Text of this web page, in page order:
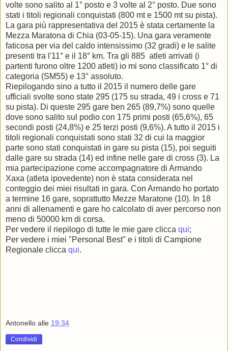
volte sono salito al 1° posto e 3 volte al 2° posto. Due sono
stati i titoli regionali conquistati (800 mt e 1500 mt su pista).
La gara più rappresentativa del 2015 è stata certamente la
Mezza Maratona di Chia (03-05-15). Una gara veramente
faticosa per via del caldo intensissimo (32 gradi) e le salite
presenti tra l'11° e il 18° km. Tra gli 885 atleti arrivati (i
partenti furono oltre 1200 atleti) io mi sono classificato 1° di
categoria (SM55) e 13° assoluto.
Riepilogando sino a tutto il 2015 il numero delle gare
ufficiali svolte sono state 295 (175 su strada, 49 i cross e 71
su pista). Di queste 295 gare ben 265 (89,7%) sono quelle
dove sono salito sul podio con 175 primi posti (65,6%), 65
secondi posti (24,8%) e 25 terzi posti (9,6%). A tutto il 2015 i
titoli regionali conquistati sono stati 32 di cui la maggior
parte sono stati conquistati in gare su pista (15), poi seguiti
dalle gare su strada (14) ed infine nelle gare di cross (3). La
mia partecipazione come accompagnatore di Armando
Xaxa (atleta ipovedente) non è stata considerata nel
conteggio dei miei risultati in gara. Con Armando ho portato
a termine 16 gare, soprattutto Mezze Maratone (10). In 18
anni di allenamenti e gare ho calcolato di aver percorso non
meno di 50000 km di corsa.
Per vedere il riepilogo di tutte le mie gare clicca qui;
Per vedere i miei "Personal Best" e i titoli di Campione
Regionale clicca qui.
Antonello alle 19:34
Condividi